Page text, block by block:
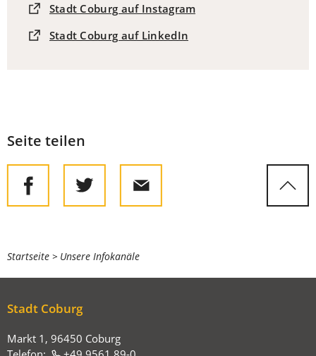
einem
neuen
Tab)
Stadt Coburg auf Instagram
(Öffnet
einemStadt Coburg auf LinkedIn
(Öffnet
Seite teilen
Sie
befinden
sich
Startseite Unsere Infokanäle
Stadt Coburg
Markt 1, 96450 Coburg